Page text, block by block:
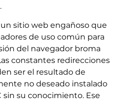
sitio web engañoso que
de uso común para
del navegador broma
constantes redirecciones
ser el resultado de
no deseado instalado
sin su conocimiento. Ese